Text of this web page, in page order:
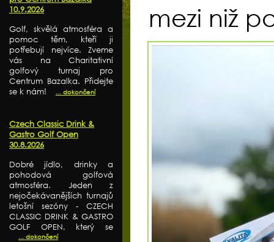
10.9.2026
Golf, skvělá atmosféra a
pomoc těm, kteří ji
potřebují nejvíce. Zveme
vás na Charitativní
golfový turnaj pro
Centrum Bazalka. Přidejte
se k nám!
... dokončení
Czech Classic Drink &
Gastro Golf Open
30.8.2026
Dobré jídlo, drinky a
pohodová golfová
atmosféra. Jeden z
nejočekávanějších turnajů
letošní sezóny - CZECH
CLASSIC DRINK & GASTRO
GOLF OPEN, který se
... dokončení
mezi niž